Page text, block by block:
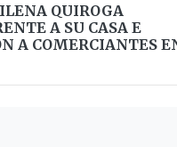
QUIROGA
A SU CASA E
A COMERCIANTES